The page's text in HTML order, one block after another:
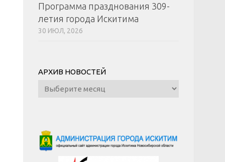
Программа празднования 309-
летия города Искитима
30 ИЮЛ, 2026
АРХИВ НОВОСТЕЙ
Архив
новостей